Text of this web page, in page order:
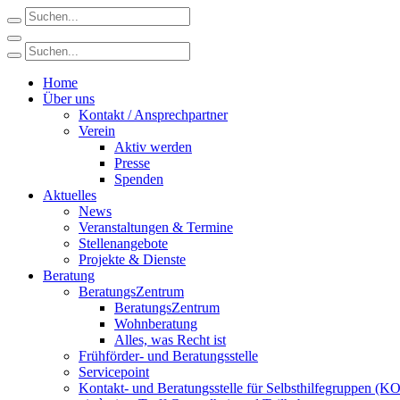
Home
Über uns
Kontakt / Ansprechpartner
Verein
Aktiv werden
Presse
Spenden
Aktuelles
News
Veranstaltungen & Termine
Stellenangebote
Projekte & Dienste
Beratung
BeratungsZentrum
BeratungsZentrum
Wohnberatung
Alles, was Recht ist
Frühförder- und Beratungsstelle
Servicepoint
Kontakt- und Beratungsstelle für Selbsthilfegruppen